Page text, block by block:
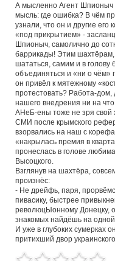
А мысленно Агент Шпионыч
мысль: где ошибка? В чём
узнали, что он и другие его
«под прикрытием» -
Шпионыч, самолично до
баррикады! Этим шахтёрам,
шататься, самим и в
объединяться и «ни о чём»
он привёл к мятежному
протестовать? Работа-
нашего внедрения ни на
АНеБ-ены тоже не зря свой
СМИ после крымского
взорвались на наш с
«накрылась премия в
пронеслась в голове
Высоцкого.
Взглянув на шахтёра,
произнёс:
- Не дрейфь, паря,
пивасику, быстрее
революцЫонному Донецку,
знакомых найдёшь на
И уже в глубоких сумерках
притихший двор